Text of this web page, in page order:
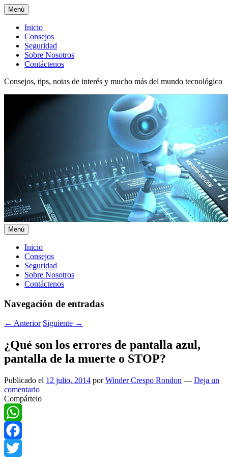
Menú
Menú
superior
Inicio
Consejos
Seguridad
Sobre Nosotros
Contáctenos
Consejos, tips, notas de interés y mucho más del mundo tecnológico
Menú
Menú
principal
Inicio
Consejos
Seguridad
Sobre Nosotros
Contáctenos
Navegación de entradas
← Anterior Siguiente →
¿Qué son los errores de pantalla azul,
pantalla de la muerte o STOP?
Publicado el 12 julio, 2014 porWinder Crespo Rondon — Deja un
comentario
Compártelo
WhatsApp
Facebook